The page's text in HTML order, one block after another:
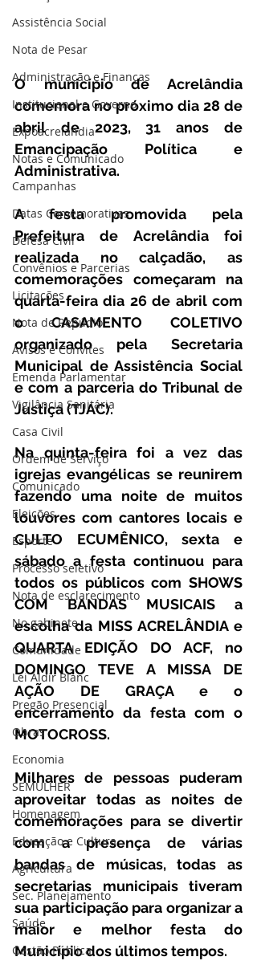
Assistência Social
Nota de Pesar
Administração e Finanças
Institucional e Governo
Expoacrelandia
Notas e Comunicado
Campanhas
Datas Comemorativas
Defesa Civil
Convênios e Parcerias
Licitações
Nota de Repúdio
Avisos e Convites
Emenda Parlamentar
Vigilância Sanitária
Casa Civil
Ordem de Serviço
Comunicado
Eleições
Esporte
Processo seletivo
Nota de esclarecimento
No gabinete
Comunidade
Lei Aldir Blanc
Pregão Presencial
Obras
Economia
SEMULHER
Homenagem
Educação e Cultura
Agricultura
Sec. Planejamento
Saúde
Gestão Pública
O município de Acrelândia
comemora no próximo dia 28 de
abril de 2023, 31 anos de
Emancipação Política e
Administrativa.
A festa promovida pela
Prefeitura de Acrelândia foi
realizada no calçadão, as
comemorações começaram na
quarta-feira dia 26 de abril com
o CASAMENTO COLETIVO
organizado pela Secretaria
Municipal de Assistência Social
e com a parceria do Tribunal de
Justiça (TJAC).
Na quinta-feira foi a vez das
igrejas evangélicas se reunirem
fazendo uma noite de muitos
louvores com cantores locais e
CULTO ECUMÊNICO, sexta e
sábado a festa continuou para
todos os públicos com SHOWS
COM BANDAS MUSICAIS a
escolha da MISS ACRELÂNDIA e
QUARTA EDIÇÃO DO ACF, no
DOMINGO TEVE A MISSA DE
AÇÃO DE GRAÇA e o
encerramento da festa com o
MOTOCROSS.
Milhares de pessoas puderam
aproveitar todas as noites de
comemorações para se divertir
com a presença de várias
bandas de músicas, todas as
secretarias municipais tiveram
sua participação para organizar a
maior e melhor festa do
Município dos últimos tempos.